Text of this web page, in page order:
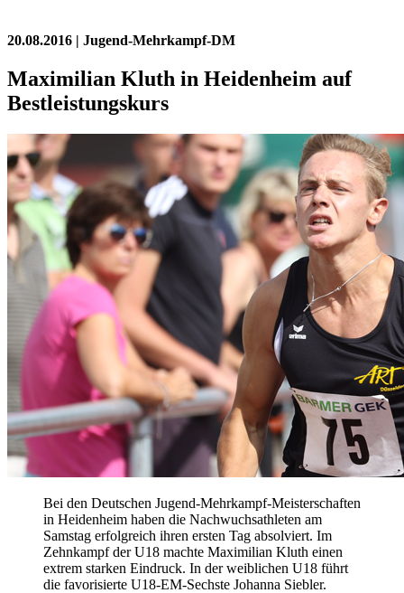
20.08.2016 | Jugend-Mehrkampf-DM
Maximilian Kluth in Heidenheim auf
Bestleistungskurs
Bei den Deutschen Jugend-Mehrkampf-Meisterschaften
in Heidenheim haben die Nachwuchsathleten am
Samstag erfolgreich ihren ersten Tag absolviert. Im
Zehnkampf der U18 machte Maximilian Kluth einen
extrem starken Eindruck. In der weiblichen U18 führt
die favorisierte U18-EM-Sechste Johanna Siebler.